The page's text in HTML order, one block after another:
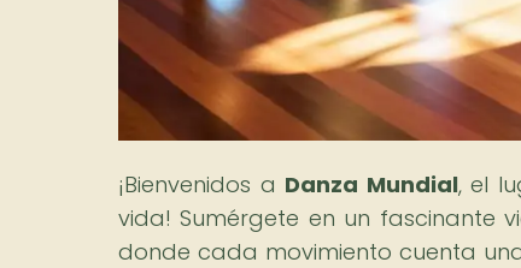
¡Bienvenidos a Danza Mundial, el
vida! Sumérgete en un fascinante
donde cada movimiento cuenta